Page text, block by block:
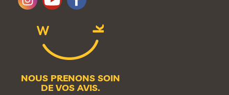
NOUS PRENONS SOIN
DE VOS AVIS.